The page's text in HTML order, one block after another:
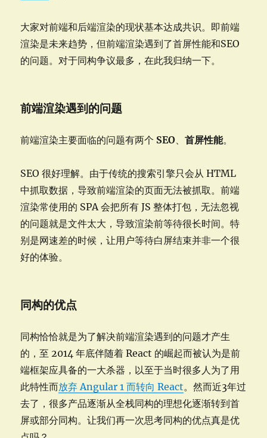
大家对前端和后端渲染的现状基本达成共识。即前端
渲染是未来趋势，但前端渲染遇到了首屏性能和SEO
的问题。对于同构争议最多，在此我归纳一下。
前端渲染遇到的问题
前端渲染主要面临的问题有两个 SEO 、首屏性能。
SEO 很好理解。由于传统的搜索引擎只会从 HTML
中抓取数据，导致前端渲染的页面无法被抓取。前端
渲染常使用的 SPA 会把所有 JS 整体打包，无法忽视
的问题就是文件太大，导致渲染前等待很长时间。特
别是网速差的时候，让用户等待白屏结束并非一个很
好的体验。
同构的优点
同构恰恰就是为了解决前端渲染遇到的问题才产生
的，至 2014 年底伴随着 React 的崛起而被认为是前
端框架应具备的一大杀器，以至于当时很多人为了用
此特性而放弃 Angular 1 而转向 React。然而近3年过
去了，很多产品逐渐从全栈同构的理想化逐渐转到首
屏或部分同构。让我们再一次思考同构的优点真是优